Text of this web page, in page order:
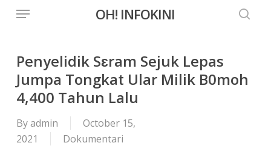
content
OH! INFOKINI
Menu
Penyelidik Sɛram Sejuk Lepas
Jumpa Tongkat Ular Milik B0moh
4,400 Tahun Lalu
Byadmin
October 15,
2021
Dokumentari